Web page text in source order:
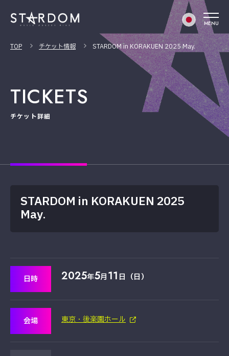
MENU
TOP チケット情報 STARDOM in KORAKUEN 2025 May.
TICKETS
チケット詳細
STARDOM in KORAKUEN 2025
May.
日時 2025年5月11 日（日）
会場 東京・後楽園ホール